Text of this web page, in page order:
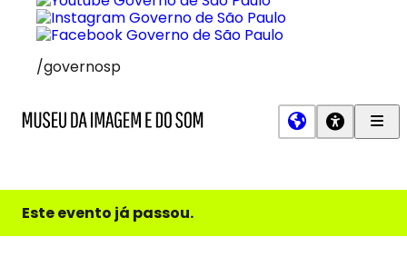
/governosp
e
do
Este evento já passou.